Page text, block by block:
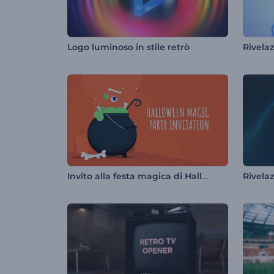
Logo luminoso in stile retrò
Invito alla festa magica di Halloween